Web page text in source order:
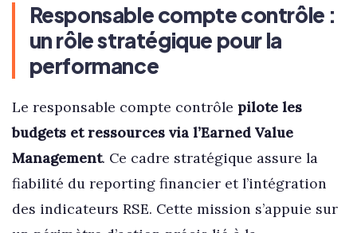
Responsable compte contrôle :
un rôle stratégique pour la
performance
Le responsable compte contrôle pilote les
budgets et ressources via l’Earned Value
Management. Ce cadre stratégique assure la
fiabilité du reporting financier et l’intégration
des indicateurs RSE. Cette mission s’appuie sur